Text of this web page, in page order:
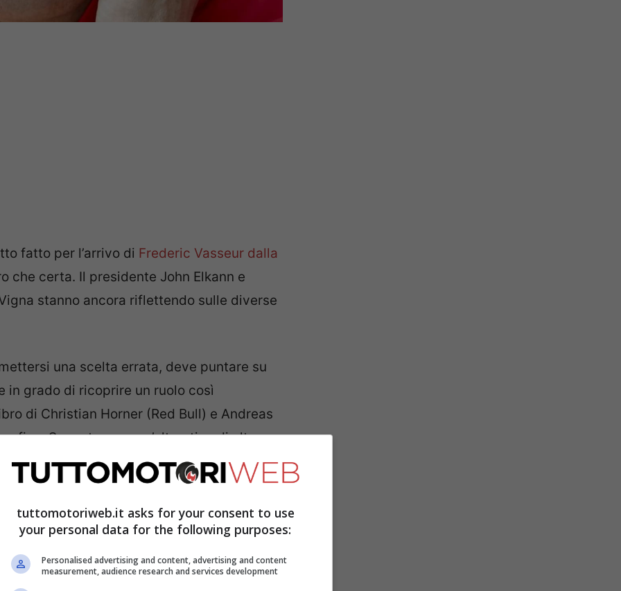
fatto per l’arrivo di Frederic Vasseur dalla
che certa. Il presidente John Elkann e
stanno ancora riflettendo sulle diverse
una scelta errata, deve puntare su
grado di ricoprire un ruolo così
di Christian Horner (Red Bull) e Andreas
fine. Serve trovare un’alterativa di alto
Toto Wolff spiega
tuttomotoriweb.it asks for your consent to use
your personal data for the following purposes:
Personalised advertising and content, advertising and content
measurement, audience research and services development